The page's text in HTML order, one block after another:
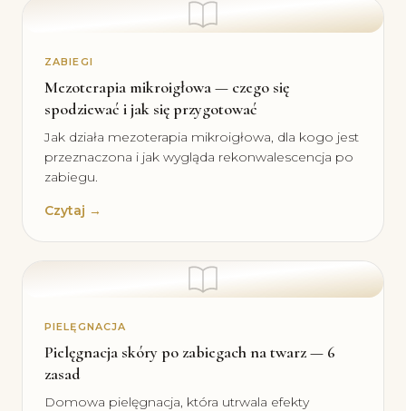
ZABIEGI
Mezoterapia mikroigłowa — czego się
spodziewać i jak się przygotować
Jak działa mezoterapia mikroigłowa, dla kogo jest
przeznaczona i jak wygląda rekonwalescencja po
zabiegu.
Czytaj →
PIELĘGNACJA
Pielęgnacja skóry po zabiegach na twarz — 6
zasad
Domowa pielęgnacja, która utrwala efekty